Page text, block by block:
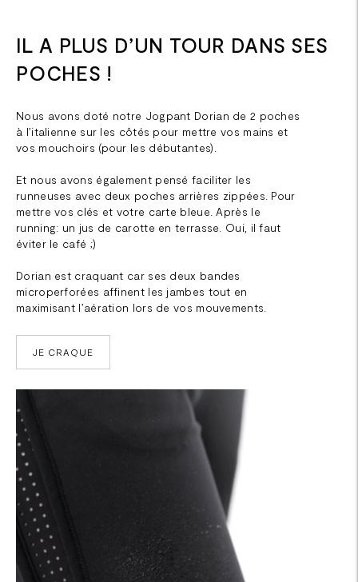
IL A PLUS D’UN TOUR DANS SES
POCHES !
Nous avons doté notre Jogpant Dorian de 2 poches
à l’italienne sur les côtés pour mettre vos mains et
vos mouchoirs (pour les débutantes).
Et nous avons également pensé faciliter les
runneuses avec deux poches arrières zippées. Pour
mettre vos clés et votre carte bleue. Après le
running: un jus de carotte en terrasse. Oui, il faut
éviter le café ;)
Dorian est craquant car ses deux bandes
microperforées affinent les jambes tout en
maximisant l’aération lors de vos mouvements.
JE CRAQUE